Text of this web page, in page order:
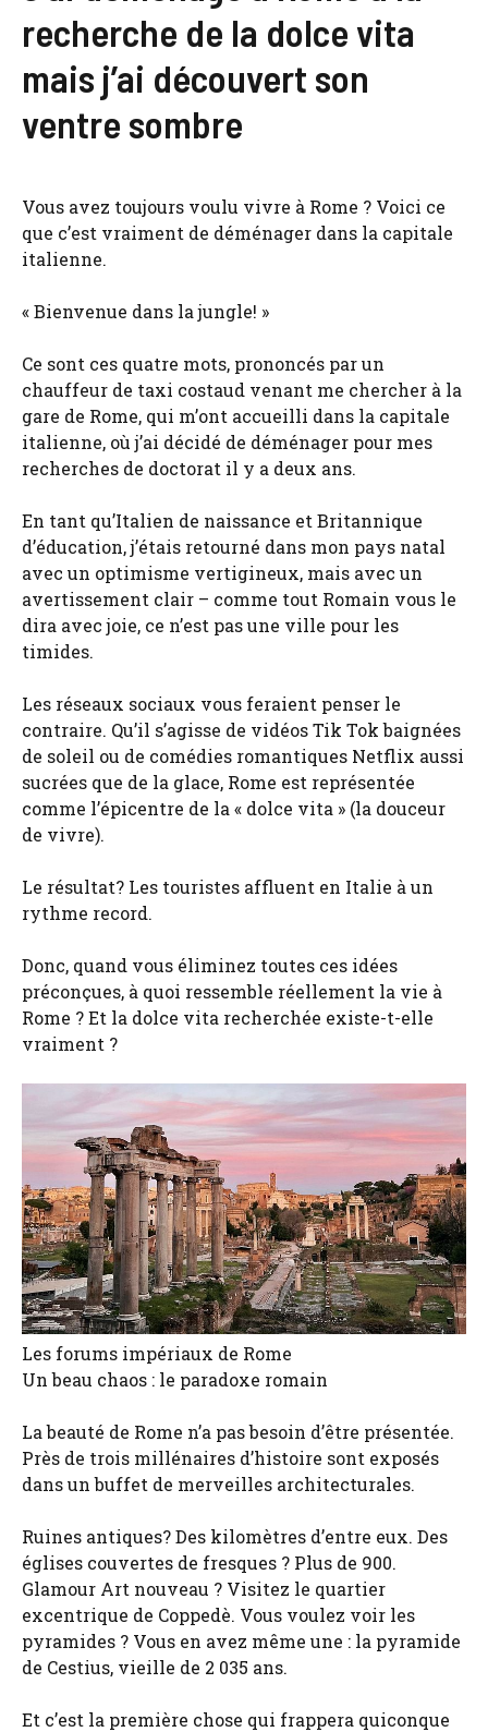
recherche de la dolce vita
mais j’ai découvert son
ventre sombre
Vous avez toujours voulu vivre à Rome ? Voici ce
que c’est vraiment de déménager dans la capitale
italienne.
« Bienvenue dans la jungle! »
Ce sont ces quatre mots, prononcés par un
chauffeur de taxi costaud venant me chercher à la
gare de Rome, qui m’ont accueilli dans la capitale
italienne, où j’ai décidé de déménager pour mes
recherches de doctorat il y a deux ans.
En tant qu’Italien de naissance et Britannique
d’éducation, j’étais retourné dans mon pays natal
avec un optimisme vertigineux, mais avec un
avertissement clair – comme tout Romain vous le
dira avec joie, ce n’est pas une ville pour les
timides.
Les réseaux sociaux vous feraient penser le
contraire. Qu’il s’agisse de vidéos Tik Tok baignées
de soleil ou de comédies romantiques Netflix aussi
sucrées que de la glace, Rome est représentée
comme l’épicentre de la « dolce vita » (la douceur
de vivre).
Le résultat? Les touristes affluent en Italie à un
rythme record.
Donc, quand vous éliminez toutes ces idées
préconçues, à quoi ressemble réellement la vie à
Rome ? Et la dolce vita recherchée existe-t-elle
vraiment ?
Les forums impériaux de Rome
Un beau chaos : le paradoxe romain
La beauté de Rome n’a pas besoin d’être présentée.
Près de trois millénaires d’histoire sont exposés
dans un buffet de merveilles architecturales.
Ruines antiques? Des kilomètres d’entre eux. Des
églises couvertes de fresques ? Plus de 900.
Glamour Art nouveau ? Visitez le quartier
excentrique de Coppedè. Vous voulez voir les
pyramides ? Vous en avez même une : la pyramide
de Cestius, vieille de 2 035 ans.
Et c’est la première chose qui frappera quiconque